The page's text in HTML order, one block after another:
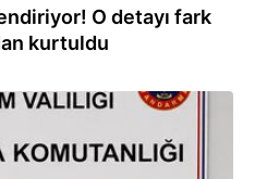
O detayı fark
kurtuldu